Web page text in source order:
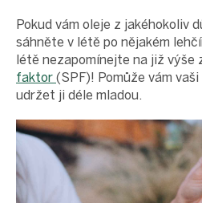
Pokud vám oleje z jakéhokoliv
sáhněte v létě po nějakém
létě nezapomínejte na již výše
faktor (SPF)! Pomůže vám
udržet ji déle mladou.